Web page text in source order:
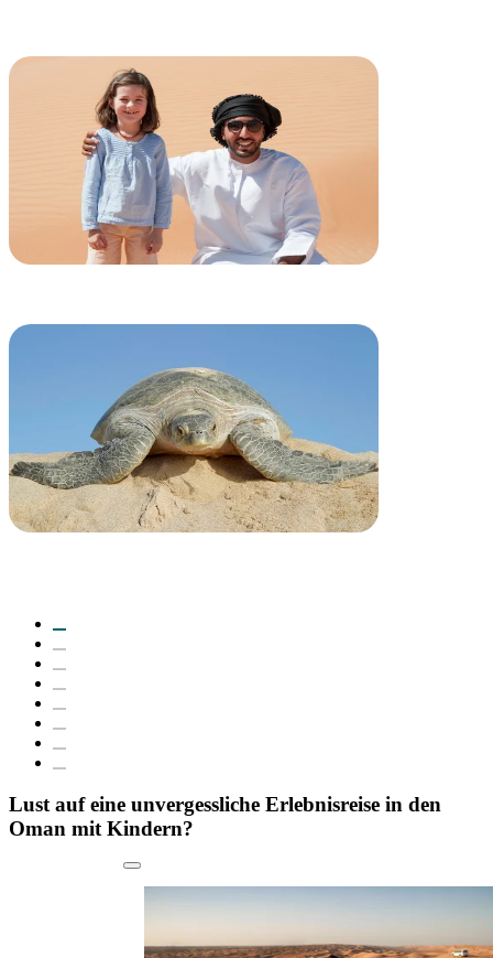
Lust auf eine unvergessliche Erlebnisreise in den
Oman mit Kindern?